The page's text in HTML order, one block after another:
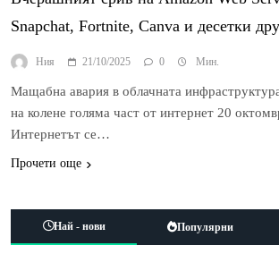
Snapchat, Fortnite, Canva и десетки
Ния 21/10/2025 0 Мин.
Мащабна авария в облачната
на колене голяма част от интернет 20
Интернетът се…
Прочети още
Най - нови Популярни